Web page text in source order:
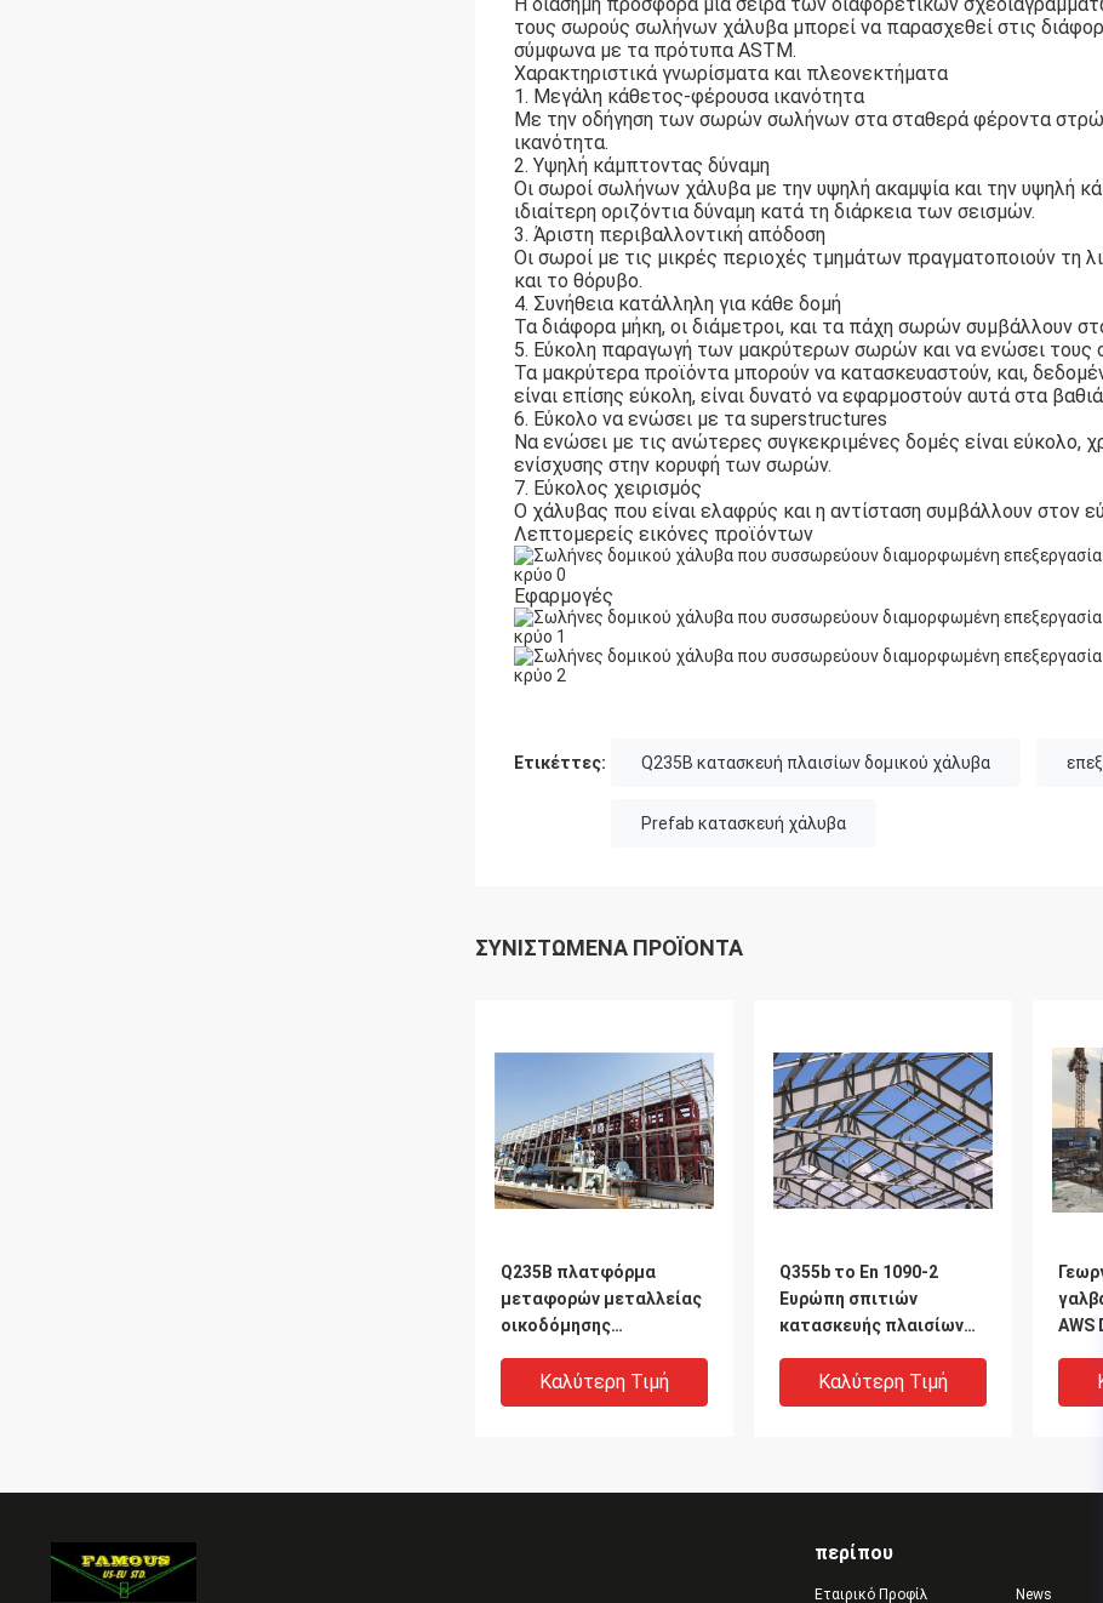
τους σωρούς σωλήνων χάλυβα μπορεί να παρασχεθεί στις
σύμφωνα με τα πρότυπα ASTM.
Χαρακτηριστικά γνωρίσματα και πλεονεκτήματα
1. Μεγάλη κάθετος-φέρουσα ικανότητα
Με την οδήγηση των σωρών σωλήνων στα σταθερά φέροντα
ικανότητα.
2. Υψηλή κάμπτοντας δύναμη
Οι σωροί σωλήνων χάλυβα με την υψηλή ακαμψία και την υψηλή
ιδιαίτερη οριζόντια δύναμη κατά τη διάρκεια των σεισμών.
3. Άριστη περιβαλλοντική απόδοση
Οι σωροί με τις μικρές περιοχές τμημάτων πραγματοποιούν τη
και το θόρυβο.
4. Συνήθεια κατάλληλη για κάθε δομή
Τα διάφορα μήκη, οι διάμετροι, και τα πάχη σωρών συμβάλλουν
5. Εύκολη παραγωγή των μακρύτερων σωρών και να ενώσει τους
Τα μακρύτερα προϊόντα μπορούν να κατασκευαστούν, και,
είναι επίσης εύκολη, είναι δυνατό να εφαρμοστούν αυτά στα
6. Εύκολο να ενώσει με τα superstructures
Να ενώσει με τις ανώτερες συγκεκριμένες δομές είναι εύκολο,
ενίσχυσης στην κορυφή των σωρών.
7. Εύκολος χειρισμός
Ο χάλυβας που είναι ελαφρύς και η αντίσταση συμβάλλουν στον
Λεπτομερείς εικόνες προϊόντων
Εφαρμογές
Ετικέττες: Q235B κατασκευή πλαισίων δομικού χάλυβα
Prefab κατασκευή χάλυβα
ΣΥΝΙΣΤΏΜΕΝΑ ΠΡΟΪΌΝΤΑ
Q235B πλατφόρμα
μεταφορών μεταλλείας
οικοδόμησης
δομικού χάλυβα
Καλύτερη Τιμή
Q355b το En 1090-2
Ευρώπη σπιτιών
κατασκευής πλαισίων
Καλύτερη Τιμή
AWS
περίπου
Εταιρικό Προφίλ News